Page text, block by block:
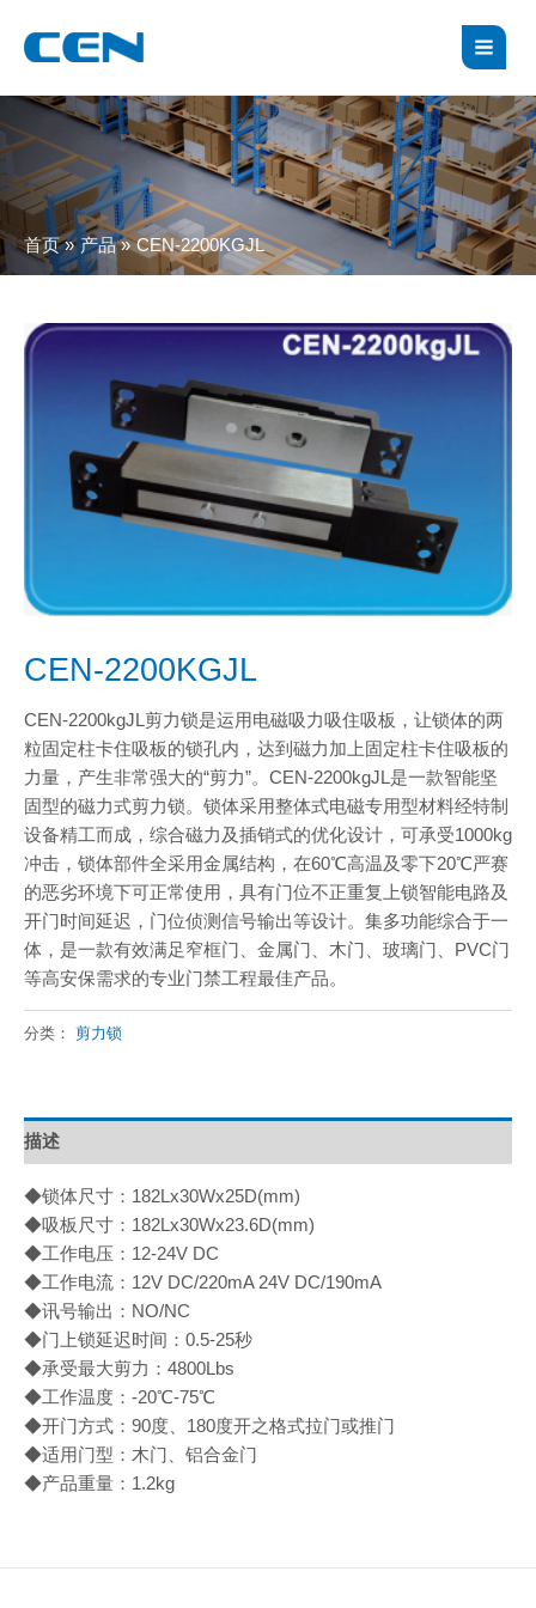
容
首页 产品 CEN-2200KGJL
CEN-2200KGJL
CEN-2200kgJL剪力锁是运用电磁吸力吸住吸板，让锁体的两
粒固定柱卡住吸板的锁孔内，达到磁力加上固定柱卡住吸板的
力量，产生非常强大的“剪力”。CEN-2200kgJL是一款智能坚
固型的磁力式剪力锁。锁体采用整体式电磁专用型材料经特制
设备精工而成，综合磁力及插销式的优化设计，可承受1000kg
冲击，锁体部件全采用金属结构，在60℃高温及零下20℃严赛
的恶劣环境下可正常使用，具有门位不正重复上锁智能电路及
开门时间延迟，门位侦测信号输出等设计。集多功能综合于一
体，是一款有效满足窄框门、金属门、木门、玻璃门、PVC门
等高安保需求的专业门禁工程最佳产品。
分类： 剪力锁
描述
◆锁体尺寸：182Lx30Wx25D(mm)
◆吸板尺寸：182Lx30Wx23.6D(mm)
◆工作电压：12-24V DC
◆工作电流：12V DC/220mA 24V DC/190mA
◆讯号输出：NO/NC
◆门上锁延迟时间：0.5-25秒
◆承受最大剪力：4800Lbs
◆工作温度：-20℃-75℃
◆开门方式：90度、180度开之格式拉门或推门
◆适用门型：木门、铝合金门
◆产品重量：1.2kg